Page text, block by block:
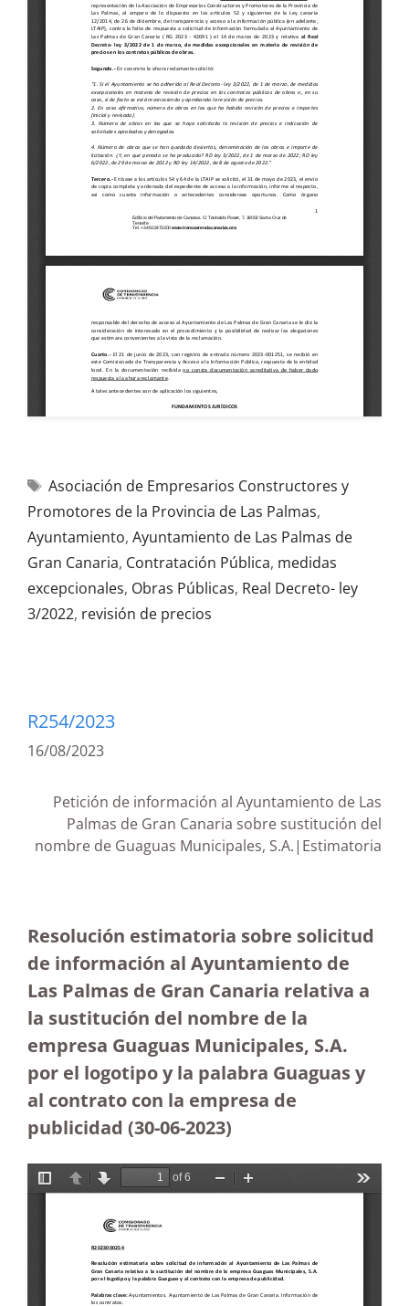
Asociación de Empresarios Constructores y
Promotores de la Provincia de Las Palmas,
Ayuntamiento, Ayuntamiento de Las Palmas de
Gran Canaria, Contratación Pública, medidas
excepcionales, Obras Públicas, Real Decreto- ley
3/2022, revisión de precios
R254/2023
16/08/2023
Petición de información al Ayuntamiento de Las
Palmas de Gran Canaria sobre sustitución del
nombre de Guaguas Municipales, S.A.|Estimatoria
Resolución estimatoria sobre solicitud
de información al Ayuntamiento de
Las Palmas de Gran Canaria relativa a
la sustitución del nombre de la
empresa Guaguas Municipales, S.A.
por el logotipo y la palabra Guaguas y
al contrato con la empresa de
publicidad (30-06-2023)